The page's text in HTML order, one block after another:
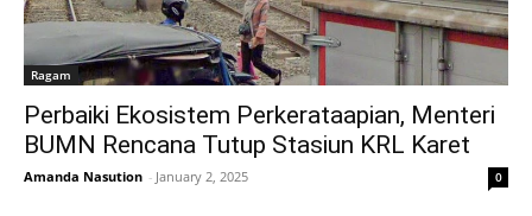
Ragam
Perbaiki Ekosistem Perkerataapian, Menteri
BUMN Rencana Tutup Stasiun KRL Karet
Amanda Nasution - January 2, 2025 0